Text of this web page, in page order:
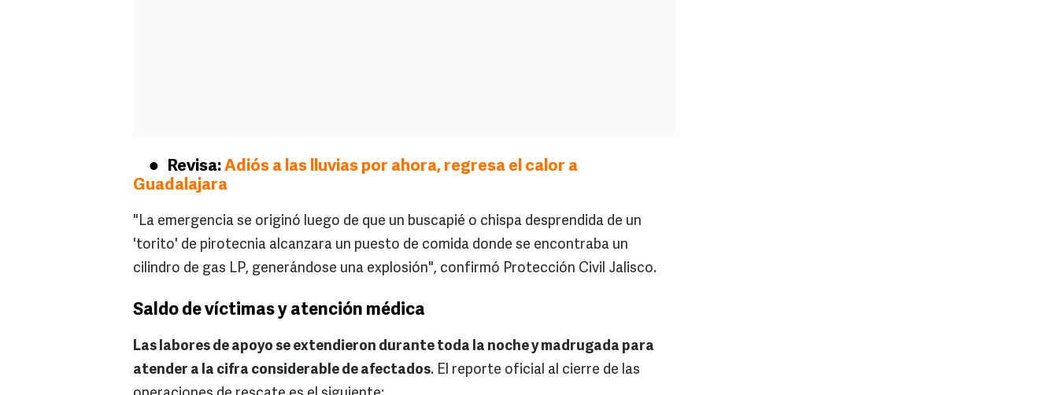
Revisa:Adiós a las lluvias por ahora, regresa el calor a
Guadalajara
"La emergencia se originó luego de que un buscapié o chispa desprendida de un
'torito' de pirotecnia alcanzara un puesto de comida donde se encontraba un
cilindro de gas LP, generándose una explosión", confirmó Protección Civil Jalisco.
Saldo de víctimas y atención médica
Las labores de apoyo se extendieron durante toda la noche y madrugada para
atender a la cifra considerable de afectados. El reporte oficial al cierre de las